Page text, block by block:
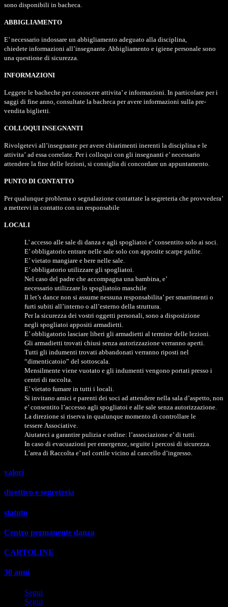
sono disponibili in bacheca.
ABBIGLIAMENTO
E’ necessario indossare un abbigliamento adeguato alla disciplina,
chiedete informazioni all’insegnante. Abbigliamento e igiene personale sono
una questione di sicurezza.
INFORMAZIONI
Leggete le bacheche per conoscere attivita’ e informazioni. In particolare per i
saggi di fine anno, consultate la bacheca per avere informazioni sulla pre-
vendita biglietti.
COLLOQUI INSEGNANTI
Rivolgetevi all’insegnante per avere chiarimenti inerenti la disciplina e le
attivita’ ad essa correlate. Per i colloqui con gli insegnanti e’ necessario
attendere la fine delle lezioni, si consiglia di concordare un appuntamento.
PUNTO DI CONTATTO
Per qualunque problema o segnalazione contattate la segreteria che provvedera’
a mettervi in contatto con un responsabile
LOCALI
L’ accesso alle sale di danza e agli spogliatoi e’ consentito solo ai soci.
E’ obbligatorio entrare nelle sale solo con apposite scarpe pulite.
E’ vietato mangiare e bere nelle sale.
E’ obbligatorio utilizzare gli spogliatoi.
Nel caso del padre che accompagna una bambina, e’
necessario utilizzare lo spogliatoio maschile
Il let’s dance non si assume nessuna responsabilita’ per smarrimenti o
furti subiti all’interno o all’esterno della struttura.
Per la sicurezza dei vostri oggetti personali, sono a disposizione
negli spogliatoi appositi armadietti.
E’ obbligatorio lasciare liberi gli armadietti al termine delle lezioni.
Gli armadietti trovati chiusi senza autorizzazione verranno aperti.
Tutti gli indumenti trovati abbandonati verranno riposti nel
“dimenticatoio” del sottoscala.
Mensilmente viene vuotato e gli indumenti vengono portati presso i
centri di raccolta.
E’ vietato fumare in tutti i locali.
Si invitano amici e parenti dei soci ad attendere nella sala d’aspetto, non
e’ consentito l’accesso agli spogliatoi e alle sale senza autorizzazione.
La direzione si riserva in qualunque momento di controllare le
tessere Associative.
Aiutateci a garantire pulizia e ordine: l’associazione e’ di tutti.
In caso di evacuazioni per emergenze, seguite i percosi di sicurezza.
L’area di Raccolta e’ nel cortile vicino al cancello d’ingresso.
valori
direttivo e segreteria
statuto
Centro permanente danza
CARTOLINE
30 anni
Segui
Segui